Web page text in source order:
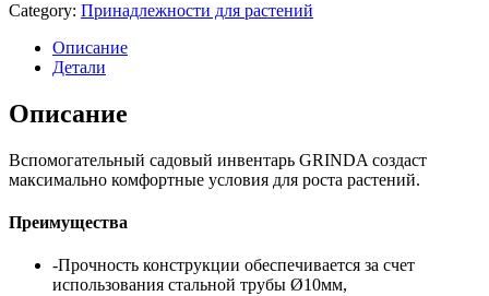
Category: Принадлежности для растений
Описание
Детали
Описание
Вспомогательный садовый инвентарь GRINDA создаст
максимально комфортные условия для роста растений.
Преимущества
-Прочность конструкции обеспечивается за счет
использования стальной трубы Ø10мм,